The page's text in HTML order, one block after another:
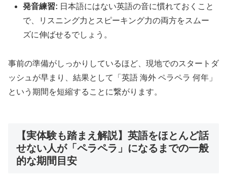
発音練習: 日本語にはない英語の音に慣れておくこと
で、リスニング力とスピーキング力の両方をスムー
ズに伸ばせるでしょう。
事前の準備がしっかりしているほど、現地でのスタートダ
ッシュが早まり、結果として「英語 海外 ペラペラ 何年」
という期間を短縮することに繋がります。
【実体験も踏まえ解説】英語をほとんど話
せない人が「ペラペラ」になるまでの一般
的な期間目安